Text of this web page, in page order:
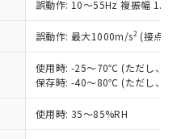
誤動作: 10～55Hz 複振幅
誤動作: 最大1000m/s2 (接点
使用時: -25～70℃ (ただし、氷
保存時: -40～80℃ (ただし、氷
使用時: 35～85%RH
実際の在庫および標
場合があることをご
よび標準価格はお客
たはお客様担当のオ
売店・当社販売員に
1000ppm以下、 カド
下、ポリ臭化ビフェニル
化ジフェニルエーテル類
酸ビス(2-エチルヘキシ
以下、フタル酸ブチ
以下、フタル酸ジブチル
ル酸ジイソブチル
よび制御機器に対する
T26572)：
: 1000ppm、 Cd(カドミウ
、 PBBs(ポリ臭化ビフェ
リ臭化ジフェニルエーテ
、 DIBP(フタル酸ジ
キシル)) : 1000ppm
(または役務取引許
の必要な手続きを
破棄する場合は、完
、違法に輸出されな
を講じます。
、核兵器、ミサイ
物兵器またはその他
在庫あり
たないが在庫あり
の在庫状況につ